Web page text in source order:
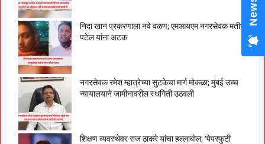
निदा खान प्रकरणाला नवे वळण; एमआयएम नगरसेवक मतीन
पटेल यांना अटक
नगरसेवक रमेश म्हात्रेच्या सुटकेचा मार्ग मोकळा; मुंबई उच्च
न्यायालयाने जामीनावरील स्थगिती उठवली
शिक्षण व्यवस्थेवर राज ठाकरे यांचा हल्लाबोल; ‘पेपरफुटी